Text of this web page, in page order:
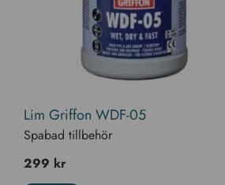
Lim Griffon WDF-05
Spabad tillbehör
299 kr